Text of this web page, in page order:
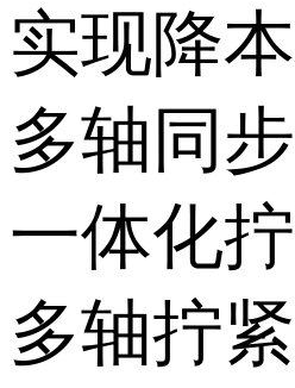
实现降
多轴同
一体化
多轴拧